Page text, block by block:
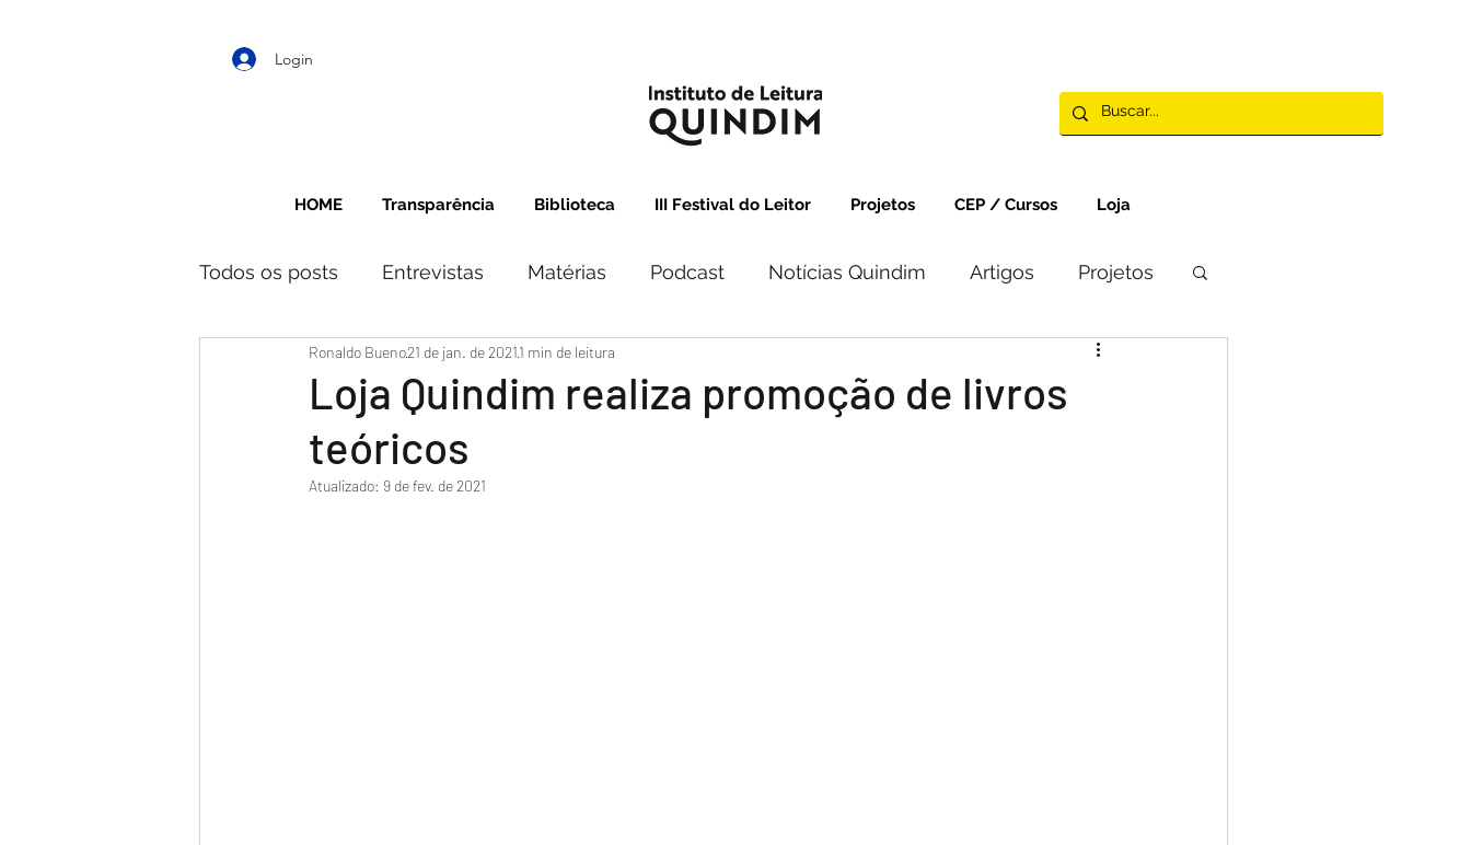
Login
HOME Transparência Biblioteca III Festival do Leitor Projetos CEP / Cursos Loja
Todos os posts Entrevistas Matérias Podcast Notícias Quindim Artigos Projetos
Loja Quindim realiza promoção de livros
teóricos
Ronaldo Bueno21 de jan. de 20211 min de leitura
Atualizado: 9 de fev. de 2021